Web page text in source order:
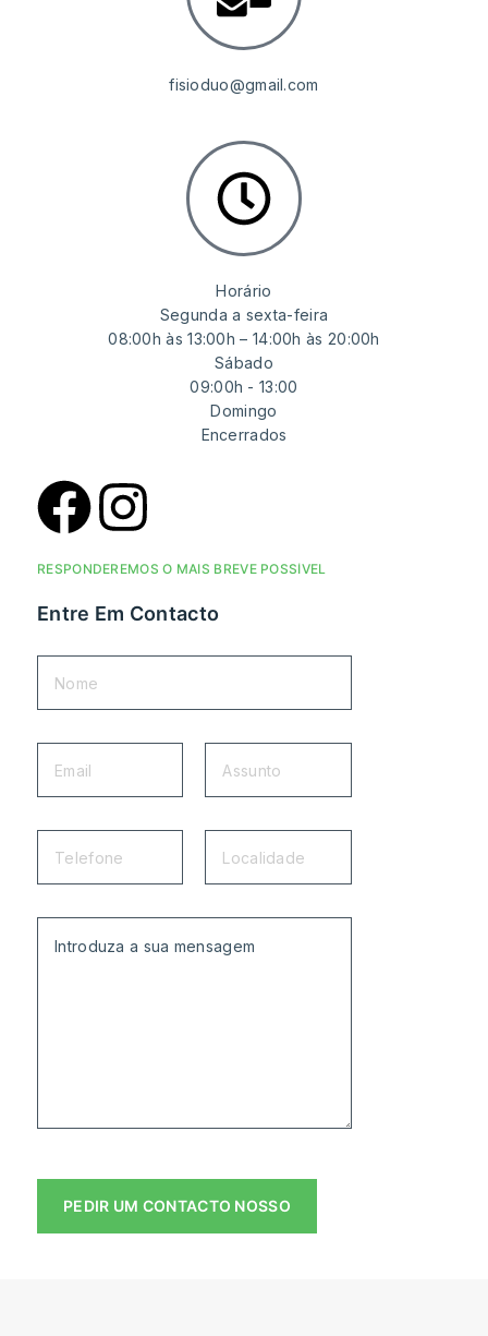
fisioduo@gmail.com
Horário
Segunda a sexta-feira
08:00h às 13:00h – 14:00h às 20:00h
Sábado
09:00h - 13:00
Domingo
Encerrados
RESPONDEREMOS O MAIS BREVE POSSÍVEL
Entre Em Contacto